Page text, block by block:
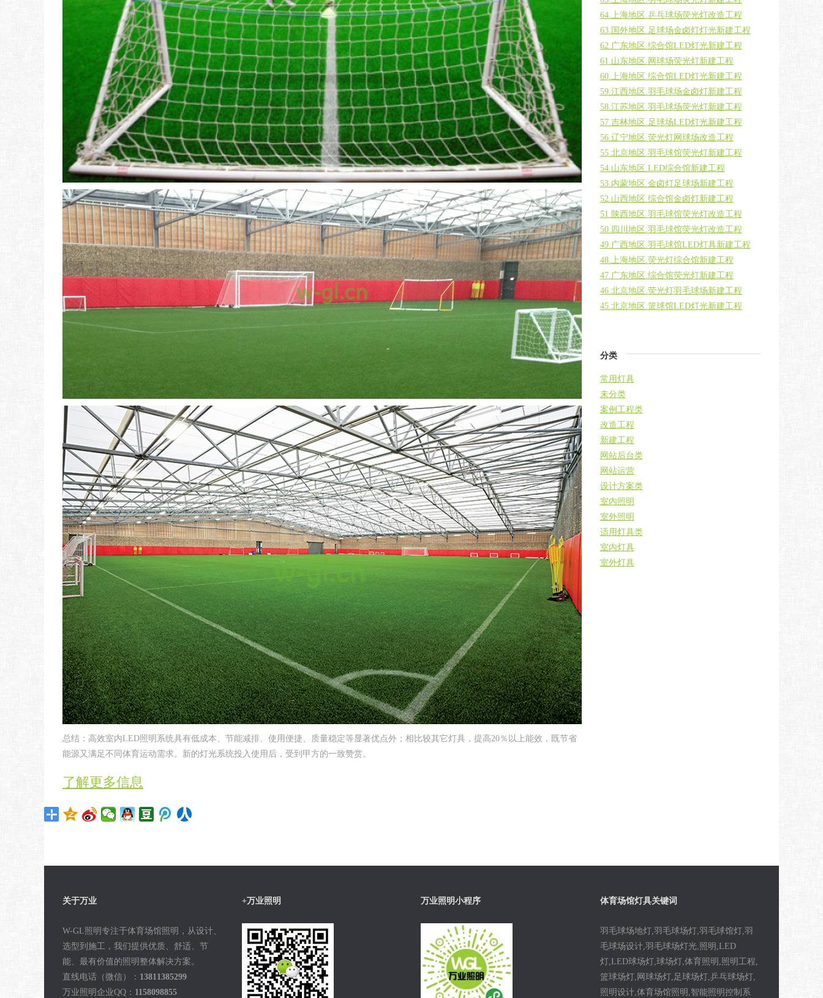
总结：高效室内LED照明系统具有低成本、节能减排、使用便捷、质量稳定等显著优点外；相比较其它灯具，提高20％以上能效，既节省
能源又满足不同体育运动需求。新的灯光系统投入使用后，受到甲方的一致赞赏。
了解更多信息
64.上海地区.乒乓球场荧光灯改造工程
63.国外地区.足球场金卤灯灯光新建工程
62.广东地区.综合馆LED灯光新建工程
61.山东地区.网球场荧光灯新建工程
60.上海地区.综合馆LED灯光新建工程
59.江西地区.羽毛球场金卤灯新建工程
58.江苏地区.羽毛球场荧光灯新建工程
57.吉林地区.足球场LED灯光新建工程
56.辽宁地区.荧光灯网球场改造工程
55.北京地区.羽毛球馆荧光灯新建工程
54.山东地区.LED综合馆新建工程
53.内蒙地区.金卤灯足球场新建工程
52.山西地区.综合馆金卤灯新建工程
51.陕西地区.羽毛球馆荧光灯改造工程
50.四川地区.羽毛球馆荧光灯改造工程
49.广西地区.羽毛球馆LED灯具新建工程
48.上海地区.荧光灯综合馆新建工程
47.广东地区.综合馆荧光灯新建工程
46.北京地区.荧光灯羽毛球场新建工程
45.北京地区.篮球馆LED灯光新建工程
分类
常用灯具
未分类
案例工程类
改造工程
新建工程
网站后台类
网站运营
设计方案类
室内照明
室外照明
适用灯具类
室内灯具
室外灯具
关于万业
W-GL照明专注于体育场馆照明，从设计、
选型到施工，我们提供优质、舒适、节
能、最有价值的照明整体解决方案。
直线电话（微信）： 13811385299
万业照明企业QQ： 1158098855
+万业照明 万业照明小程序 体育场馆灯具关键词
羽毛球场地灯,羽毛球场灯,羽毛球馆灯,羽
毛球场设计,羽毛球场灯光,照明,LED
灯,LED球场灯,球场灯,体育照明,照明工程,
篮球场灯,网球场灯,足球场灯,乒乓球场灯,
照明设计,体育场馆照明,智能照明控制系